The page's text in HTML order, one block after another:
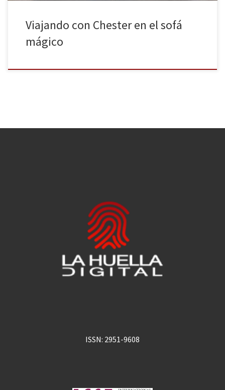
Viajando con Chester en el sofá
mágico
ISSN: 2951-9608